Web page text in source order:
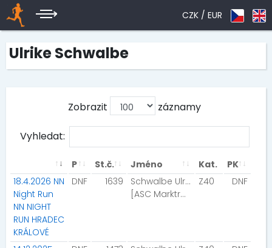
CZK / EUR
Ulrike Schwalbe
Zobrazit záznamy
Vyhledat:
P St.č. Jméno Kat.
PK
18.4.2026 NN
Night Run
NN NIGHT
RUN HRADEC
KRÁLOVÉ
DNF 1639
Schwalbe Ulrike
[ASC Marktrodach]
Z40 DNF